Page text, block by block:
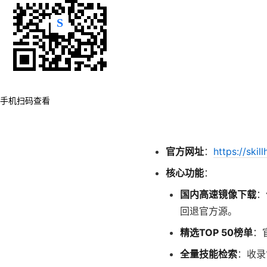
手机扫码查看
官方网址： https://
核心功能：
国内高速镜像下载
回退官方源。
精选TOP 50榜单：
全量技能检索：收